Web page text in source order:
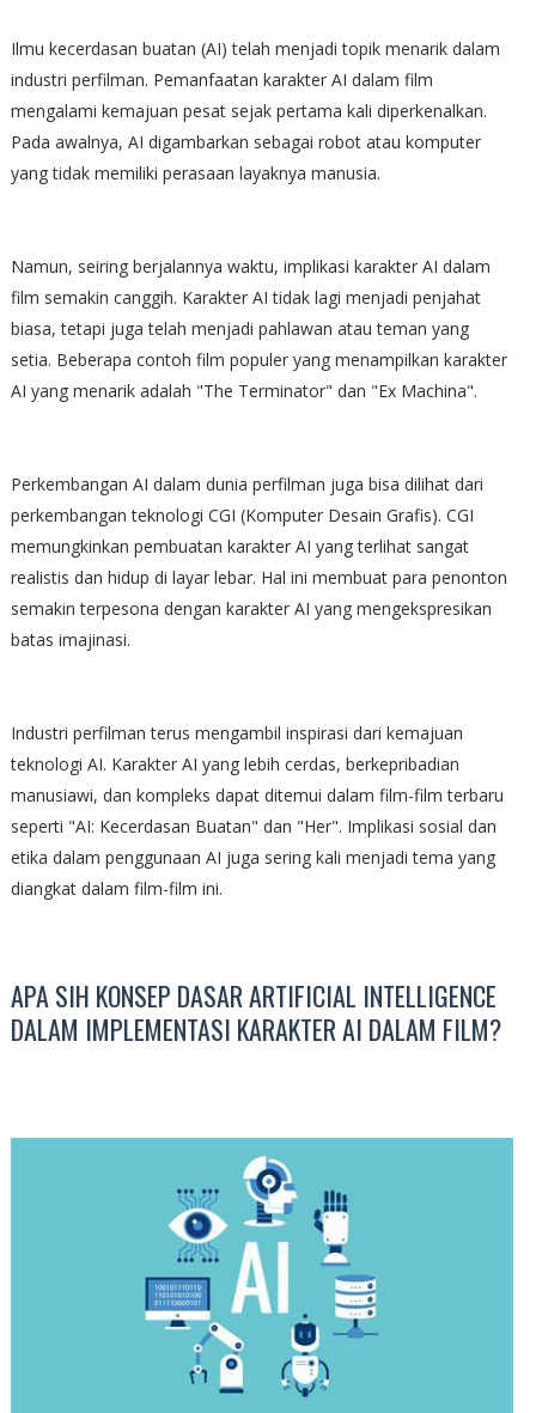
Ilmu kecerdasan buatan (AI) telah menjadi topik menarik dalam
industri perfilman. Pemanfaatan karakter AI dalam film
mengalami kemajuan pesat sejak pertama kali diperkenalkan.
Pada awalnya, AI digambarkan sebagai robot atau komputer
yang tidak memiliki perasaan layaknya manusia.
Namun, seiring berjalannya waktu, implikasi karakter AI dalam
film semakin canggih. Karakter AI tidak lagi menjadi penjahat
biasa, tetapi juga telah menjadi pahlawan atau teman yang
setia. Beberapa contoh film populer yang menampilkan karakter
AI yang menarik adalah "The Terminator" dan "Ex Machina".
Perkembangan AI dalam dunia perfilman juga bisa dilihat dari
perkembangan teknologi CGI (Komputer Desain Grafis). CGI
memungkinkan pembuatan karakter AI yang terlihat sangat
realistis dan hidup di layar lebar. Hal ini membuat para penonton
semakin terpesona dengan karakter AI yang mengekspresikan
batas imajinasi.
Industri perfilman terus mengambil inspirasi dari kemajuan
teknologi AI. Karakter AI yang lebih cerdas, berkepribadian
manusiawi, dan kompleks dapat ditemui dalam film-film terbaru
seperti "AI: Kecerdasan Buatan" dan "Her". Implikasi sosial dan
etika dalam penggunaan AI juga sering kali menjadi tema yang
diangkat dalam film-film ini.
APA SIH KONSEP DASAR ARTIFICIAL INTELLIGENCE
DALAM IMPLEMENTASI KARAKTER AI DALAM FILM?